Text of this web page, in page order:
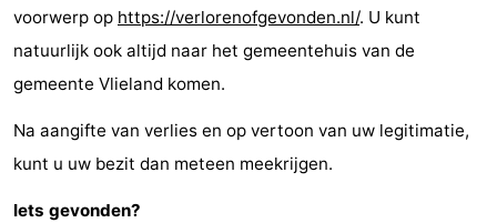
Medische
adressen
Regio
-
voorwerp op https://verlorenofgevonden.nl/. U kunt
natuurlijk ook altijd naar het gemeentehuis van de
gemeente Vlieland komen.
Na aangifte van verlies en op vertoon van uw legitimatie,
kunt u uw bezit dan meteen meekrijgen.
Iets gevonden?